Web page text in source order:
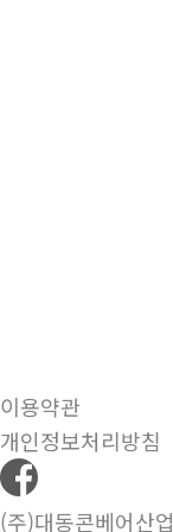
이용약관
개인정보처리방침
(주)대동콘베어산업